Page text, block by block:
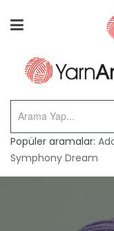
Popüler aramalar:
Symphony Dream